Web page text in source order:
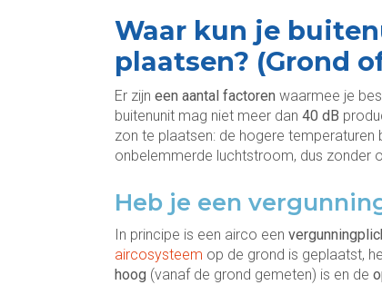
Waar kun je
plaatsen? (Grond
Er zijn een aantal factoren waarmee je
buitenunit mag niet meer dan 40 dB
zon te plaatsen: de hogere
onbelemmerde luchtstroom, dus zonder
Heb je een
In principe is een airco een
aircosysteem op de grond is geplaatst,
hoog (vanaf de grond gemeten) is en de